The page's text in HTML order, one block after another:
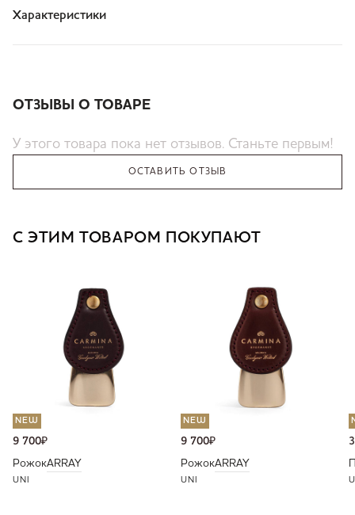
Характеристики
ОТЗЫВЫ О ТОВАРЕ
У этого товара пока нет отзывов. Станьте первым!
ОСТАВИТЬ ОТЗЫВ
С ЭТИМ ТОВАРОМ ПОКУПАЮТ
NEW
9 700₽
РожокARRAY
UNI
NEW
9 700₽
РожокARRAY
UNI